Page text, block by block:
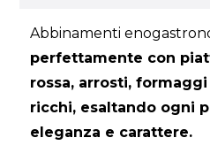
Abbinamenti
perfettamente con
rossa, arrosti,
ricchi, esaltando ogni
eleganza e carattere.